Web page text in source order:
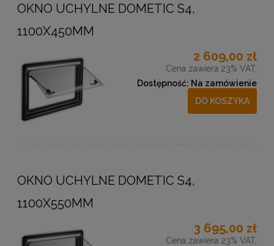
OKNO UCHYLNE DOMETIC S4,
1100X450MM
2 609,00 zł
Cena zawiera 23% VAT,
Dostępność: Na zamówienie
DO KOSZYKA
OKNO UCHYLNE DOMETIC S4,
1100X550MM
3 695,00 zł
Cena zawiera 23% VAT,